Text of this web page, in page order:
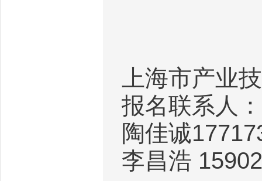
上海市产业
报名联系人
陶佳诚
李昌浩